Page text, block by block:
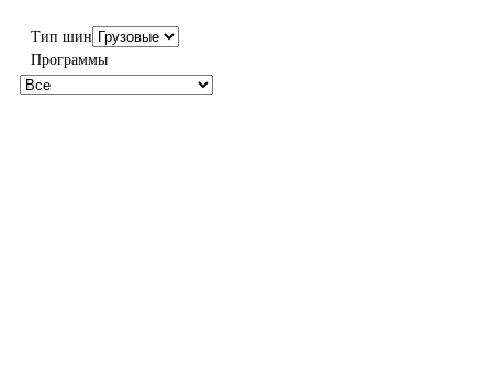
Тип шин
Программы